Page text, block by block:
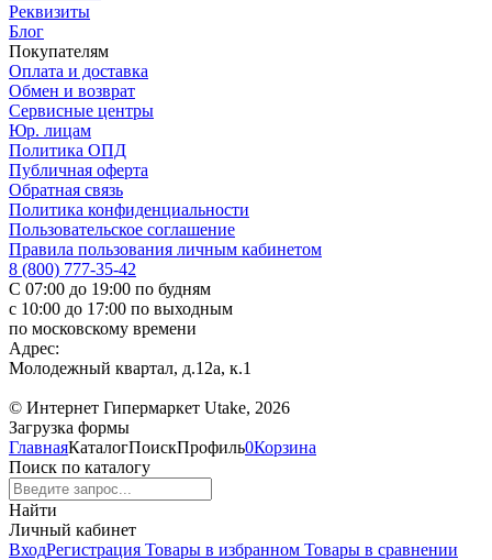
Реквизиты
Блог
Покупателям
Оплата и доставка
Обмен и возврат
Сервисные центры
Юр. лицам
Политика ОПД
Публичная оферта
Обратная связь
Политика конфиденциальности
Пользовательское соглашение
Правила пользования личным кабинетом
8 (800) 777-35-42
С 07:00 до 19:00 по будням
с 10:00 до 17:00 по выходным
по московскому времени
Адрес:
Молодежный квартал, д.12а, к.1
© Интернет Гипермаркет Utake, 2026
Загрузка формы
ГлавнаяКаталогПоискПрофиль0Корзина
Поиск по каталогу
Найти
Личный кабинет
ВходРегистрация Товары в избранном Товары в сравнении